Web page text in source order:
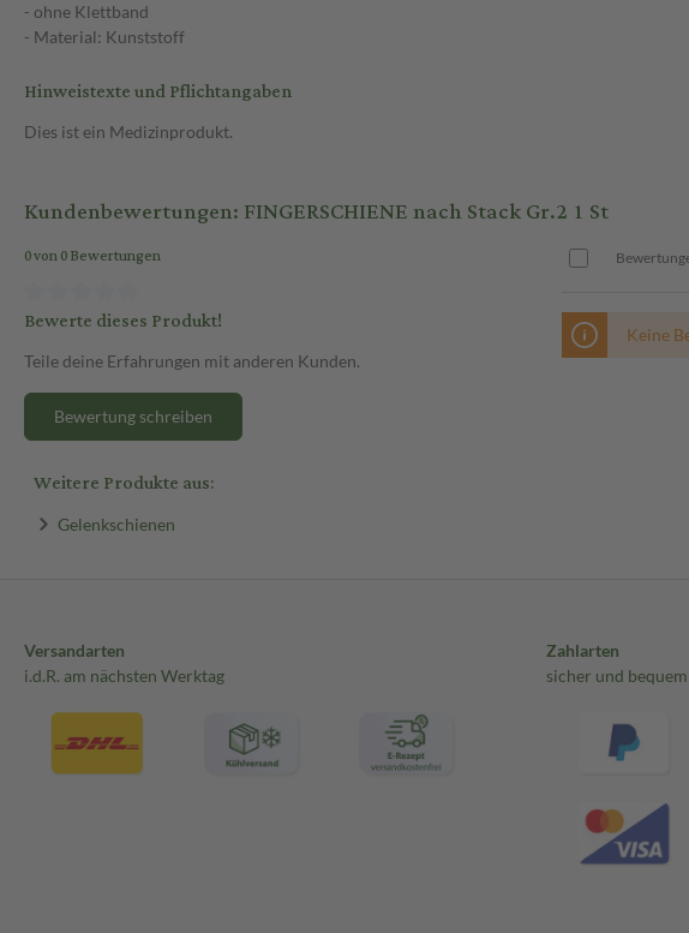
- ohne Klettband
- Material: Kunststoff
Hinweistexte und Pflichtangaben
Dies ist ein Medizinprodukt.
Kundenbewertungen: FINGERSCHIENE nach Stack Gr.2 1 St
0 von 0 Bewertungen
Bewerte dieses Produkt!
Teile deine Erfahrungen mit anderen Kunden.
Bewertung schreiben
Keine
Weitere Produkte aus:
Gelenkschienen
Versandarten
i.d.R. am nächsten Werktag
Zahlarten
sicher und bequem